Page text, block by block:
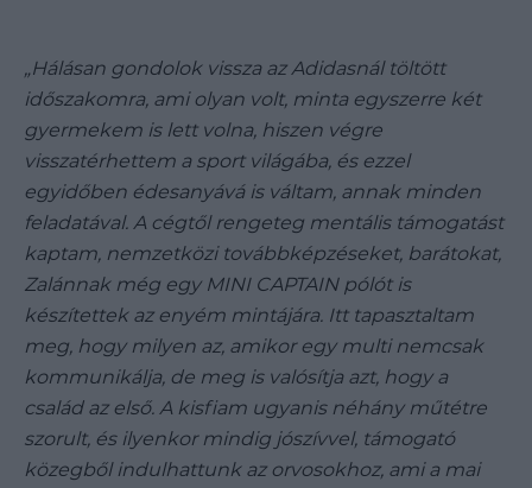
„Hálásan gondolok vissza az Adidasnál töltött
időszakomra, ami olyan volt, minta egyszerre két
gyermekem is lett volna, hiszen végre
visszatérhettem a sport világába, és ezzel
egyidőben édesanyává is váltam, annak minden
feladatával. A cégtől rengeteg mentális támogatást
kaptam, nemzetközi továbbképzéseket, barátokat,
Zalánnak még egy MINI CAPTAIN pólót is
készítettek az enyém mintájára. Itt tapasztaltam
meg, hogy milyen az, amikor egy multi nemcsak
kommunikálja, de meg is valósítja azt, hogy a
család az első. A kisfiam ugyanis néhány műtétre
szorult, és ilyenkor mindig jószívvel, támogató
közegből indulhattunk az orvosokhoz, ami a mai